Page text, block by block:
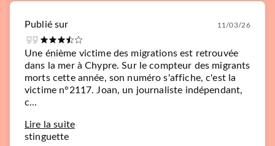
Publié sur 11/03/26
Une énième victime des migrations est retrouvée
dans la mer à Chypre. Sur le compteur des migrants
morts cette année, son numéro s'affiche, c'est la
victime n°2117. Joan, un journaliste indépendant,
c...
Lire la suite
stinguette